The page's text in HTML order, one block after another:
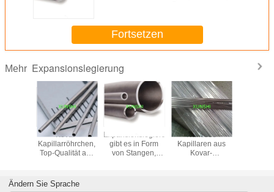
Fortsetzen
Mehr Expansionslegierung
Kovar-
Kapillarröhrchen,
Top-Qualität aus
Expansionslegierungen
gibt es in Form
von Stangen,
Nahtlose
Kapillaren aus
Kovar-
0,2 mm
Ändern Sie Sprache